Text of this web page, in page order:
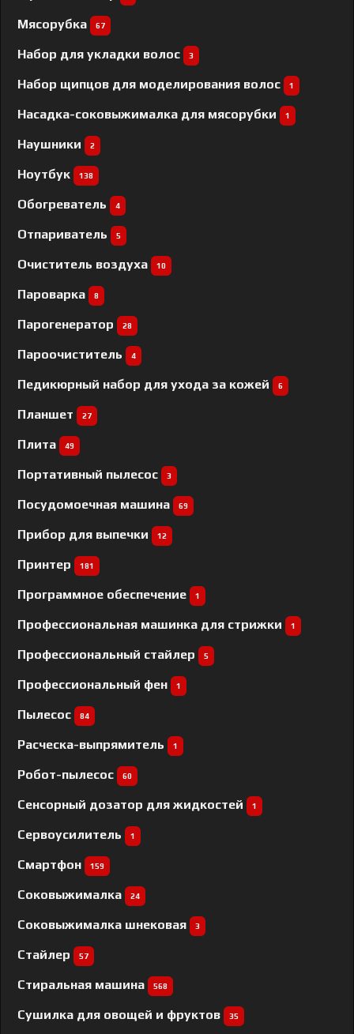
Мясорубка 67
Набор для укладки волос 3
Набор щипцов для моделирования волос 1
Насадка-соковыжималка для мясорубки 1
Наушники 2
Ноутбук 138
Обогреватель 4
Отпариватель 5
Очиститель воздуха 10
Пароварка 8
Парогенератор 28
Пароочиститель 4
Педикюрный набор для ухода за кожей 6
Планшет 27
Плита 49
Портативный пылесос 3
Посудомоечная машина 69
Прибор для выпечки 12
Принтер 181
Программное обеспечение 1
Профессиональная машинка для стрижки 1
Профессиональный cтайлер 5
Профессиональный фен 1
Пылесос 84
Расческа-выпрямитель 1
Робот-пылесос 60
Сенсорный дозатор для жидкостей 1
Сервоусилитель 1
Смартфон 159
Соковыжималка 24
Соковыжималка шнековая 3
Стайлер 57
Стиральная машина 568
Сушилка для овощей и фруктов 35